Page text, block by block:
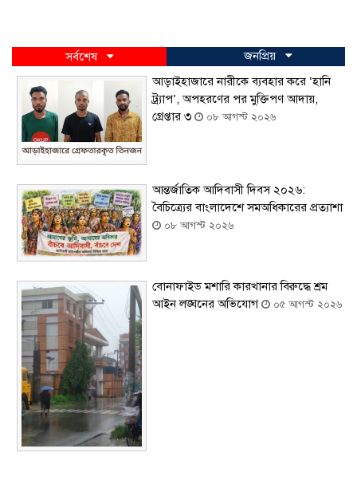
সর্বশেষ
জনপ্রিয়
আড়াইহাজারে নারীকে ব্যবহার করে ‘হানি
ট্র্যাপ’, অপহরণের পর মুক্তিপণ আদায়,
গ্রেপ্তার ৩
০৮ আগস্ট ২০২৬
আন্তর্জাতিক আদিবাসী দিবস ২০২৬:
বৈচিত্র্যের বাংলাদেশে সমঅধিকারের প্রত্যাশা
০৮ আগস্ট ২০২৬
বোনাফাইড মশারি কারখানার বিরুদ্ধে শ্রম
আইন লঙ্ঘনের অভিযোগ
০৫ আগস্ট ২০২৬